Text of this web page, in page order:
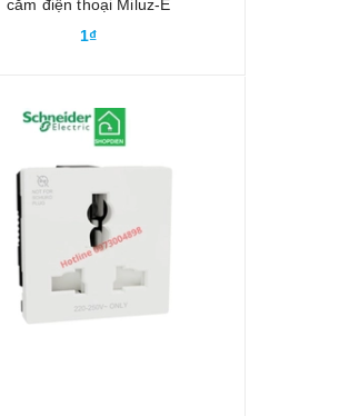
cắm điện thoại Miluz-E
1₫